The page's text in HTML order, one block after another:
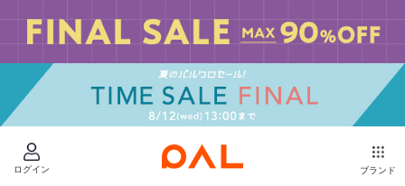
ログイン ブランド